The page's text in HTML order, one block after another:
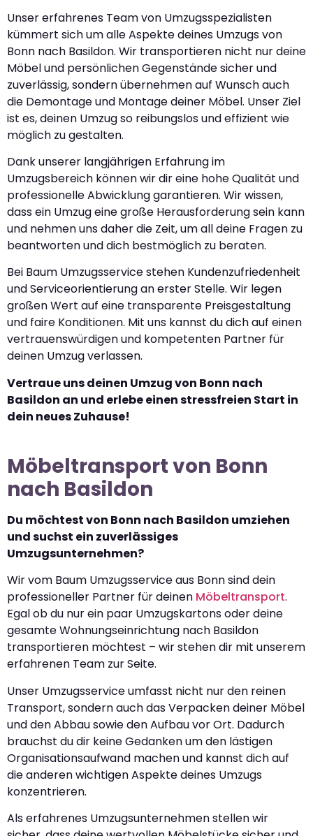
Unser erfahrenes Team von Umzugsspezialisten
kümmert sich um alle Aspekte deines Umzugs von
Bonn nach Basildon. Wir transportieren nicht nur deine
Möbel und persönlichen Gegenstände sicher und
zuverlässig, sondern übernehmen auf Wunsch auch
die Demontage und Montage deiner Möbel. Unser Ziel
ist es, deinen Umzug so reibungslos und effizient wie
möglich zu gestalten.
Dank unserer langjährigen Erfahrung im
Umzugsbereich können wir dir eine hohe Qualität und
professionelle Abwicklung garantieren. Wir wissen,
dass ein Umzug eine große Herausforderung sein kann
und nehmen uns daher die Zeit, um all deine Fragen zu
beantworten und dich bestmöglich zu beraten.
Bei Baum Umzugsservice stehen Kundenzufriedenheit
und Serviceorientierung an erster Stelle. Wir legen
großen Wert auf eine transparente Preisgestaltung
und faire Konditionen. Mit uns kannst du dich auf einen
vertrauenswürdigen und kompetenten Partner für
deinen Umzug verlassen.
Vertraue uns deinen Umzug von Bonn nach
Basildon an und erlebe einen stressfreien Start in
dein neues Zuhause!
Möbeltransport von Bonn
nach Basildon
Du möchtest von Bonn nach Basildon umziehen
und suchst ein zuverlässiges
Umzugsunternehmen?
Wir vom Baum Umzugsservice aus Bonn sind dein
professioneller Partner für deinen Möbeltransport.
Egal ob du nur ein paar Umzugskartons oder deine
gesamte Wohnungseinrichtung nach Basildon
transportieren möchtest – wir stehen dir mit unserem
erfahrenen Team zur Seite.
Unser Umzugsservice umfasst nicht nur den reinen
Transport, sondern auch das Verpacken deiner Möbel
und den Abbau sowie den Aufbau vor Ort. Dadurch
brauchst du dir keine Gedanken um den lästigen
Organisationsaufwand machen und kannst dich auf
die anderen wichtigen Aspekte deines Umzugs
konzentrieren.
Als erfahrenes Umzugsunternehmen stellen wir